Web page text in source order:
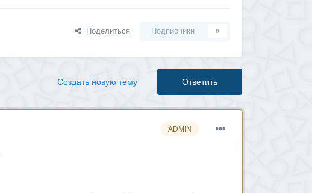
Поделиться Подписчики 0
Ответить
Создать новую тему
ADMIN